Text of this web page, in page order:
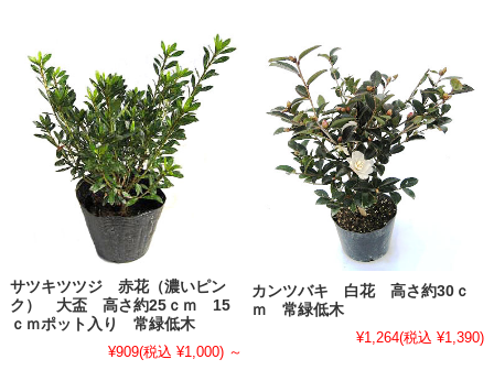
サツキツツジ 赤花（濃いピン
ク） 大盃 高さ約25ｃｍ 15
ｃｍポット入り 常緑低木
¥909(税込 ¥1,000) ～
カンツバキ 白花 高さ約30ｃ
ｍ 常緑低木
¥1,264(税込 ¥1,390)